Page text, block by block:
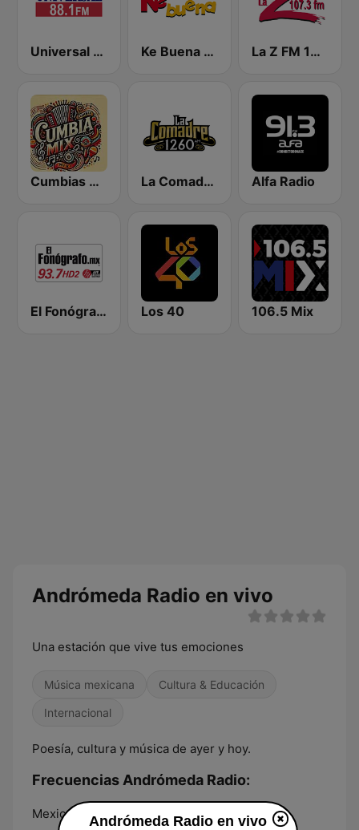
Universal 88.1 FM Ke Buena 92.9 FM La Z FM 107.3
Cumbias Mix La Comadre 1260 AM Alfa Radio
El Fonógrafo HD2 Los 40 106.5 Mix
Andrómeda Radio en vivo
Una estación que vive tus emociones
Música mexicana Cultura & Educación
Internacional
Poesía, cultura y música de ayer y hoy.
Frecuencias Andrómeda Radio:
Mexico City: Online
Andrómeda Radio en vivo